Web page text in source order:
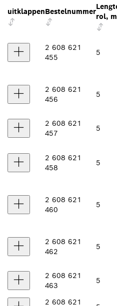
uitklappenBestelnummer
rol, m
2 608 621
455
5
2 608 621
456
5
2 608 621
457
5
2 608 621
458
5
2 608 621
460
5
2 608 621
462
5
2 608 621
463
5
2 608 621